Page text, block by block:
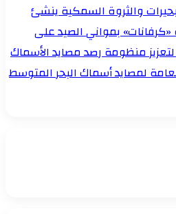
والثروة السمكية ينشئ
بمواني الصيد على
منظومة رصد مصايد الأسماك
لمصايد أسماك البحر المتوسط